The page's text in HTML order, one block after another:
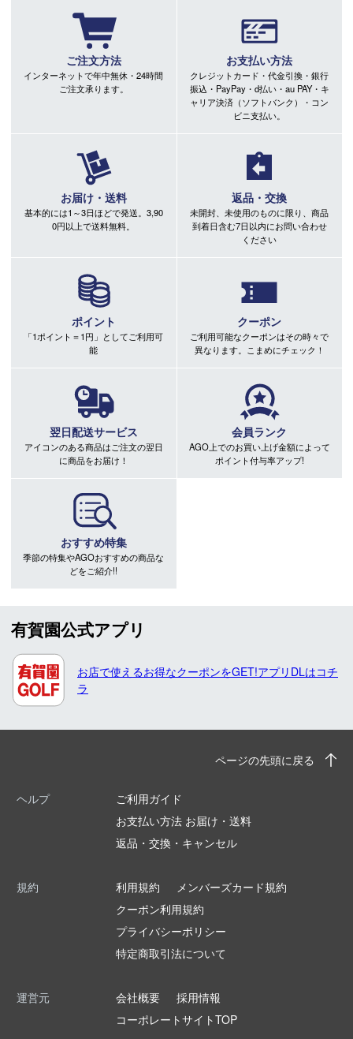
ご注文方法
インターネットで年中無休・24時間
ご注文承ります。
お支払い方法
クレジットカード・代金引換・銀行
振込・PayPay・d払い・au PAY・キ
ャリア決済（ソフトバンク）・コン
ビニ支払い。
お届け・送料
基本的には1～3日ほどで発送。3,90
0円以上で送料無料。
返品・交換
未開封、未使用のものに限り、商品
到着日含む7日以内にお問い合わせ
ください
ポイント
「1ポイント＝1円」としてご利用可
能
クーポン
ご利用可能なクーポンはその時々で
異なります。こまめにチェック！
翌日配送サービス
アイコンのある商品はご注文の翌日
に商品をお届け！
会員ランク
AGO上でのお買い上げ金額によって
ポイント付与率アップ!
おすすめ特集
季節の特集やAGOおすすめの商品な
どをご紹介!!
有賀園公式アプリ
お店で使えるお得なクーポンをGET!アプリDLはコチ
ラ
ページの先頭に戻る
ヘルプ
ご利用ガイド
お支払い方法 お届け・送料
返品・交換・キャンセル
規約 利用規約
メンバーズカード規約
クーポン利用規約
プライバシーポリシー
特定商取引法について
運営元 会社概要
採用情報
コーポレートサイトTOP